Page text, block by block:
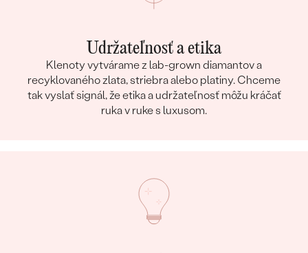
Udržateľnosť a etika
Klenoty vytvárame z lab-grown diamantov a
recyklovaného zlata, striebra alebo platiny. Chceme
tak vyslať signál, že etika a udržateľnosť môžu kráčať
ruka v ruke s luxusom.